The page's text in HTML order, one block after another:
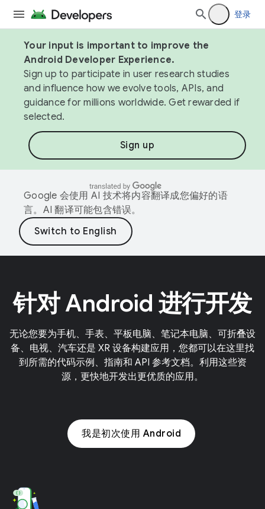
登录
Your input is important to improve the
Android Developer Experience.
Sign up to participate in user research studies
and influence how we evolve tools, APIs, and
guidance for millions worldwide. Get rewarded if
selected.
Sign up
Google 会使用 AI 技术将内容翻译成您偏好的语
言。AI 翻译可能包含错误。
针对 Android 进行开发
无论您要为手机、手表、平板电脑、笔记本电脑、可折叠设
备、电视、汽车还是 XR 设备构建应用，您都可以在这里找
到所需的代码示例、指南和 API 参考文档。利用这些资
源，更快地开发出更优质的应用。
我是初次使用 Android